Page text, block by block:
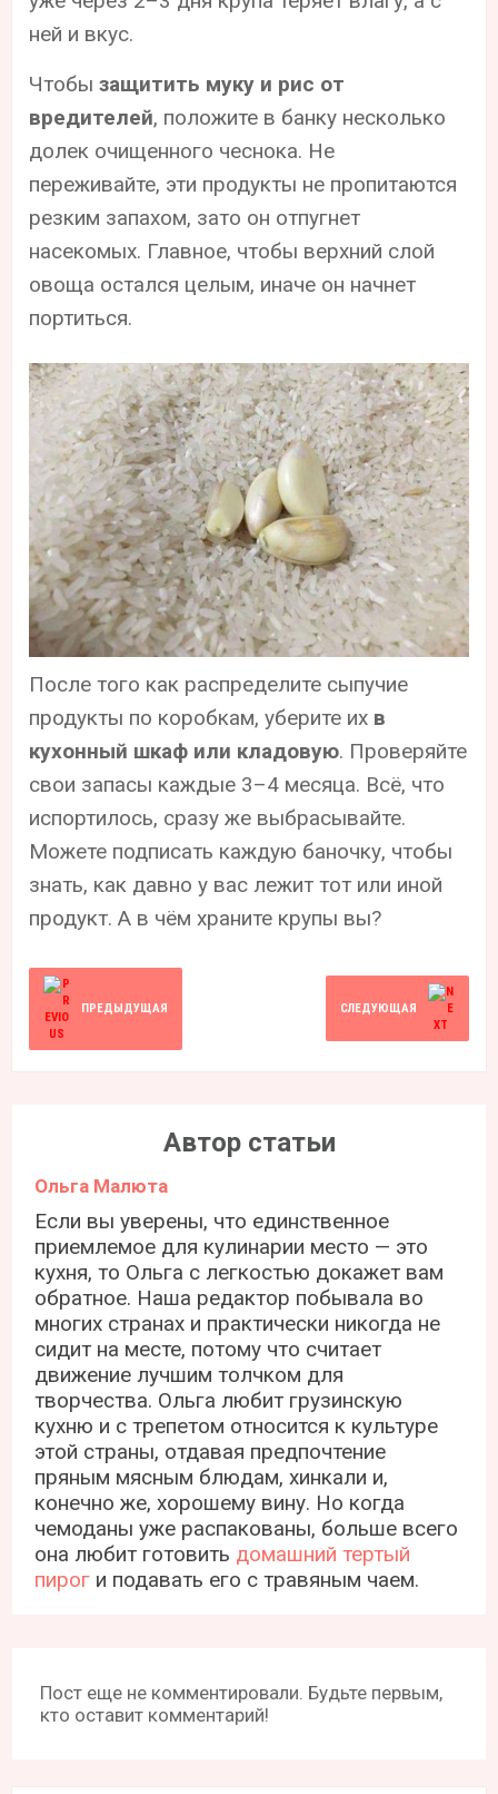
ней и вкус.
Чтобызащитить муку и рис от
вредителей, положите в банку несколько
долек очищенного чеснока. Не
переживайте, эти продукты не пропитаются
резким запахом, зато он отпугнет
насекомых. Главное, чтобы верхний слой
овоща остался целым, иначе он начнет
портиться.
После того как распределите сыпучие
продукты по коробкам, уберите их в
кухонный шкаф или кладовую. Проверяйте
свои запасы каждые 3–4 месяца. Всё, что
испортилось, сразу же выбрасывайте.
Можете подписать каждую баночку, чтобы
знать, как давно у вас лежит тот или иной
продукт. А в чём храните крупы вы?
ПРЕДЫДУЩАЯ СЛЕДУЮЩАЯ
Автор статьи
Ольга Малюта
Если вы уверены, что единственное
приемлемое для кулинарии место — это
кухня, то Ольга с легкостью докажет вам
обратное. Наша редактор побывала во
многих странах и практически никогда не
сидит на месте, потому что считает
движение лучшим толчком для
творчества. Ольга любит грузинскую
кухню и с трепетом относится к культуре
этой страны, отдавая предпочтение
пряным мясным блюдам, хинкали и,
конечно же, хорошему вину. Но когда
чемоданы уже распакованы, больше всего
она любит готовить домашний тертый
пирог и подавать его с травяным чаем.
Пост еще не комментировали. Будьте первым,
кто оставит комментарий!